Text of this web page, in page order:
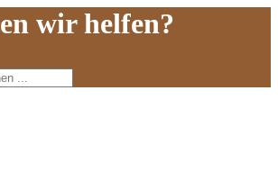
wir helfen?